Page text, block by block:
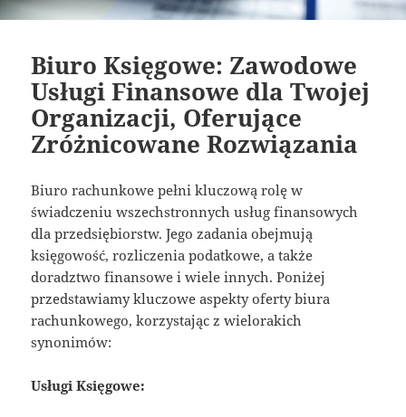
Biuro Księgowe: Zawodowe
Usługi Finansowe dla Twojej
Organizacji, Oferujące
Zróżnicowane Rozwiązania
Biuro rachunkowe pełni kluczową rolę w
świadczeniu wszechstronnych usług finansowych
dla przedsiębiorstw. Jego zadania obejmują
księgowość, rozliczenia podatkowe, a także
doradztwo finansowe i wiele innych. Poniżej
przedstawiamy kluczowe aspekty oferty biura
rachunkowego, korzystając z wielorakich
synonimów:
Usługi Księgowe: